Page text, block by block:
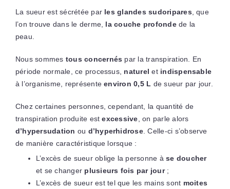
La sueur est sécrétée par les glandes sudoripares , que
l’on trouve dans le derme, la couche profondede la
peau.
Nous sommes tous concernés par la transpiration. En
période normale, ce processus, naturel et indispensable
à l’organisme, représente environ 0,5 L de sueur par jour.
Chez certaines personnes, cependant, la quantité de
transpiration produite estexcessive , on parle alors
d’hypersudation ou d’hyperhidrose. Celle-ci s’observe
de manière caractéristique lorsque :
L’excès de sueur oblige la personne àse doucher
et se changer plusieurs fois par jour;
L’excès de sueur est tel que les mains sont moites